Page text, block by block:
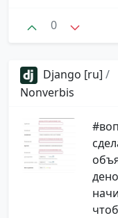
0
Django [ru] /
Nonverbis